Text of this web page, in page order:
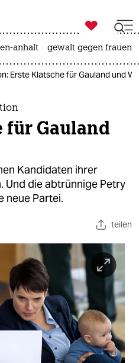
ich

taz zahl ich
anhalt gewalt gegen frauen
Erste Klatsche für Gauland und
für Gauland
Kandidaten ihrer
Und die abtrünnige Petry
neue Partei.
teilen